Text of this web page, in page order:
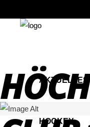
AKTUELLES
HOCKEY